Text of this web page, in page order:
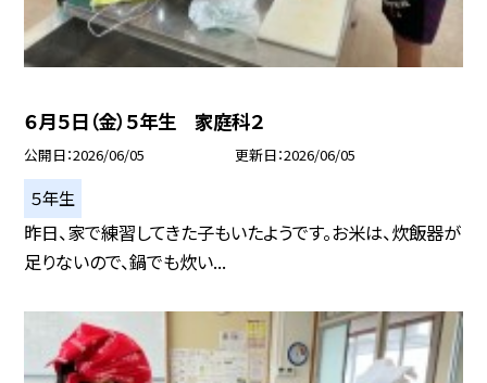
６月５日（金）５年生 家庭科２
公開日 2026/06/05 更新日 2026/06/05
５年生
昨日、家で練習してきた子もいたようです。お米は、炊飯器が
足りないので、鍋でも炊い...